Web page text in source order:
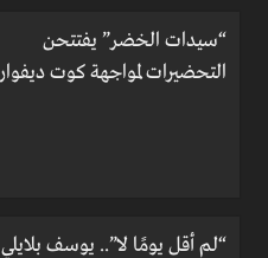
“سيدات الخضر” يفتتحن
التحضيرات لمواجهة كوت ديفوار
“لم أقل يومًا لا”.. يوسف بلايلي